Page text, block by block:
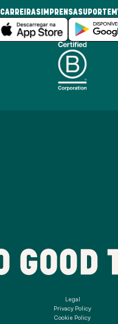
CARREIRASIMPRENSA SUPORTE
Legal
Privacy Policy
Cookie Policy